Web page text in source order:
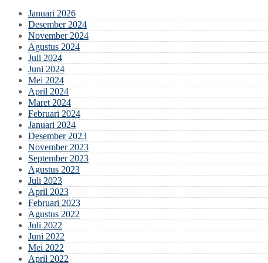
Januari 2026
Desember 2024
November 2024
Agustus 2024
Juli 2024
Juni 2024
Mei 2024
April 2024
Maret 2024
Februari 2024
Januari 2024
Desember 2023
November 2023
September 2023
Agustus 2023
Juli 2023
April 2023
Februari 2023
Agustus 2022
Juli 2022
Juni 2022
Mei 2022
April 2022